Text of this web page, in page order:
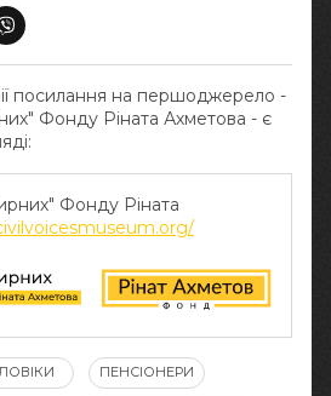
посилання на першоджерело -
Фонду Ріната Ахметова - є
Фонду Ріната
ПЕНСІОНЕРИ